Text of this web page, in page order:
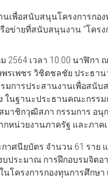
เพื่อสนับสนุนโครงการก
ข่ายที่สนับสนุนงาน “โครง
2564 เวลา 10.00 นาฬิกา
พรเพชร วิชิตชลชัย ประธ
การประสานงานเพื่อสนับ
นฐานะประธานคณะกรร
มาชิกวุฒิสภา กรรมการ อ
กหน่วยงานภาครัฐ และภาค
าศนียบัตร จำนวน 61 รา
บประมาณ การฝึกอบรมจิต
นโครงการกองทุนการศึกษ